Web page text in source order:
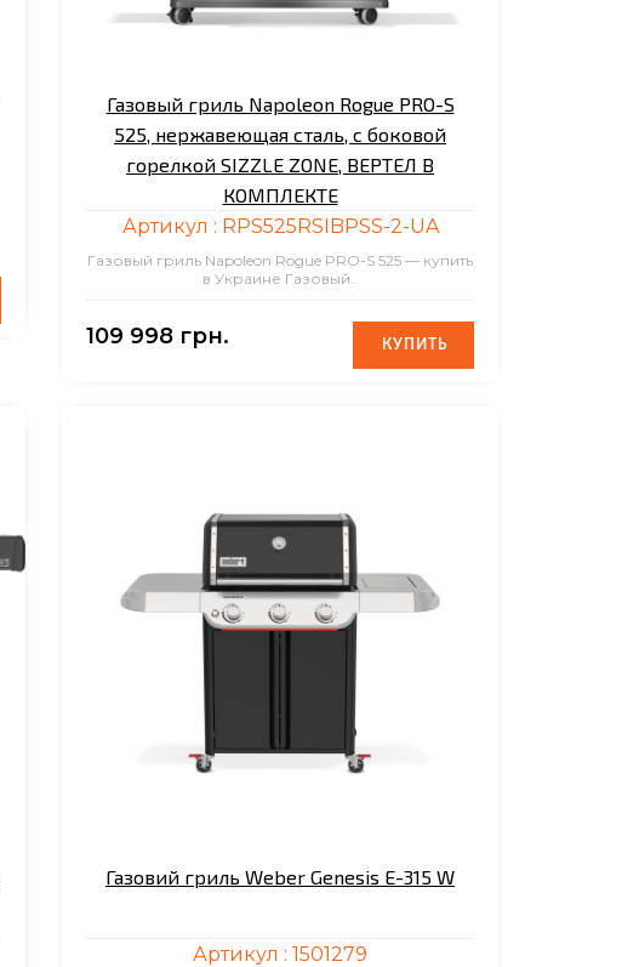
Газовый гриль Napoleon Rogue PRO-S
525, нержавеющая сталь, с боковой
горелкой SIZZLE ZONE, ВЕРТЕЛ В
КОМПЛЕКТЕ
Артикул : RPS525RSIBPSS-2-UA
Газовый гриль Napoleon Rogue PRO-S 525 — купить
в Украине Газовый..
109 998 грн. КУПИТЬ
КУПИТЬ
Газовий гриль Weber Genesis E-315 W
Артикул : 1501279